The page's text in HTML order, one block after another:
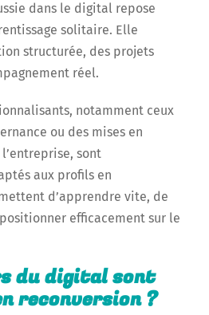
dans le digital repose
solitaire. Elle
structurée, des projets
réel.
notamment ceux
ou des mises en
sont
aux profils en
d’apprendre vite, de
efficacement sur le
du digital sont
reconversion ?